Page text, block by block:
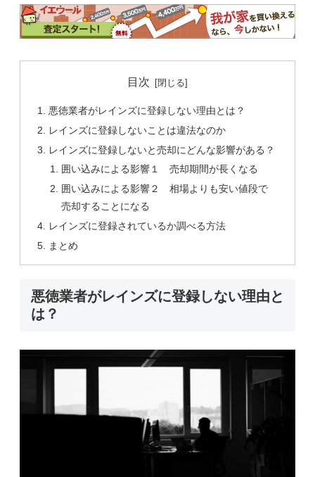
目次
悪徳業者がレインズに登録しない理由とは？
レインズに登録しないことは違法なのか
レインズに登録しないと売却にどんな影響がある？
囲い込みによる影響１ 売却期間が長くなる
囲い込みによる影響２ 相場よりも安い値段で
売却することになる
レインズに登録されているか調べる方法
まとめ
悪徳業者がレインズに登録しない理由と
は？